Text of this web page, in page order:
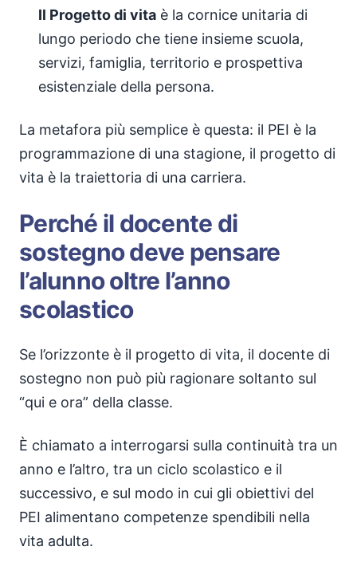
Il Progetto di vita è la cornice unitaria di
lungo periodo che tiene insieme scuola,
servizi, famiglia, territorio e prospettiva
esistenziale della persona.
La metafora più semplice è questa: il PEI è la
programmazione di una stagione, il progetto di
vita è la traiettoria di una carriera.
Perché il docente di
sostegno deve pensare
l’alunno oltre l’anno
scolastico
Se l’orizzonte è il progetto di vita, il docente di
sostegno non può più ragionare soltanto sul
“qui e ora” della classe.
È chiamato a interrogarsi sulla continuità tra un
anno e l’altro, tra un ciclo scolastico e il
successivo, e sul modo in cui gli obiettivi del
PEI alimentano competenze spendibili nella
vita adulta.